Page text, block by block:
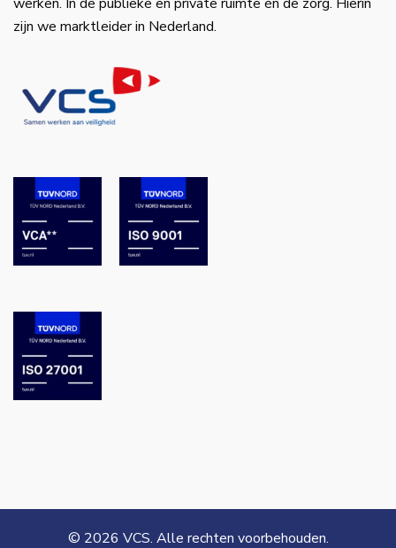
zijn we marktleider in Nederland.
© 2026 VCS. Alle rechten voorbehouden.